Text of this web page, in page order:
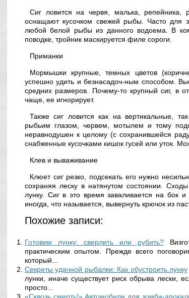
Сиг ловится на червя, малька,
оснащают кусочком свежей рыбы. Часто для
любой белой рыбы из данного водоема. В
поводке, тройник маскируется филе сороги.
Приманки
Мормышки крупные, темных цветов
успешно удить и безнасадоч-ным способом.
средних размеров. Почему-то крупный сиг, в
чаще, ее игнорирует.
Также сиг ловится как на вертикальные,
рыбьим глазом, червем, мотылем и тому
неравнодушен к целому (с сохранившейся
снабженные кусочками кишок гусей или уток.
Клев и вываживание
Клюет сиг резко, подсекать его нужно
сохраняя леску в натянутом состоянии.
лунку. Сиг в это время заваливается на бок
иногда, что называется, вывернуть крючок из
Похожие записи:
Готовим лунку: сверлить или рубить?
практическим опытом. Прежде всего
который...
Секреты удачной рыбалки: Как обустроить лунку
лунки, иначе существует риск обрыва лески,
просто...